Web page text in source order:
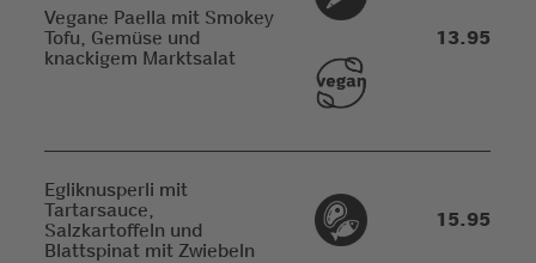
Vegane Paella mit Smokey
Tofu, Gemüse und
knackigem Marktsalat
13.95
Egliknusperli mit
Tartarsauce,
Salzkartoffeln und
Blattspinat mit Zwiebeln
15.95